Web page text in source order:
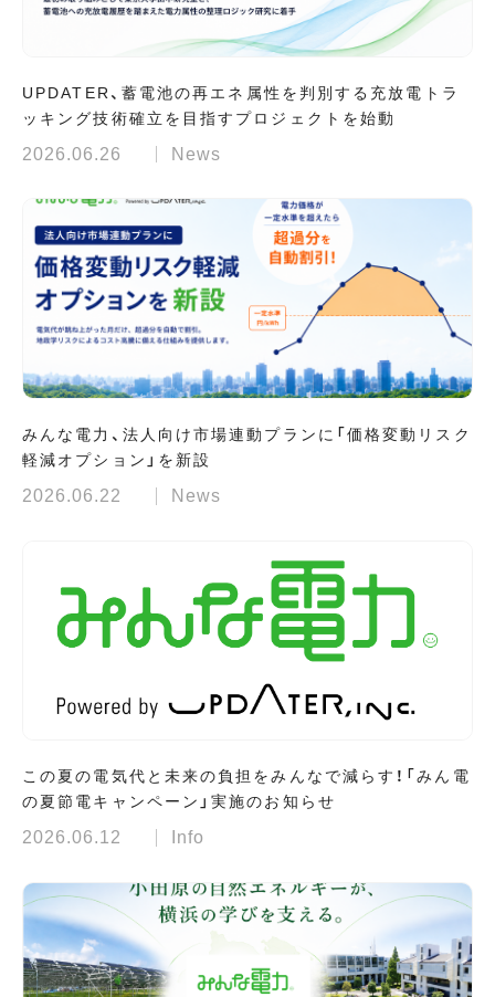
UPDATER、蓄電池の再エネ属性を判別する充放電トラ
ッキング技術確立を目指すプロジェクトを始動
2026.06.26 News
みんな電力、法人向け市場連動プランに「価格変動リスク
軽減オプション」を新設
2026.06.22 News
この夏の電気代と未来の負担をみんなで減らす！「みん電
の夏節電キャンペーン」実施のお知らせ
2026.06.12 Info